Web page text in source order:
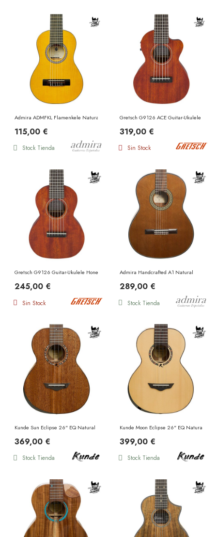
Admira ADMFKL Flamenkele Natural
115,00 €
Stock Tienda
Gretsch G9126 ACE Guitar-Ukulele
319,00 €
Sin Stock
Gretsch G9126 Guitar-Ukulele Honey Mahogany Stain
245,00 €
Sin Stock
Admira Handcrafted A1 Natural
289,00 €
Stock Tienda
Kunde Sun Eclipse 26" EQ Natural
369,00 €
Stock Tienda
Kunde Moon Eclipse 26" EQ Natural
399,00 €
Stock Tienda